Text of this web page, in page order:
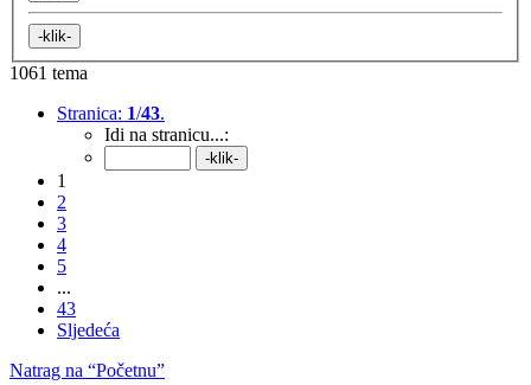
1061 tema
Stranica: 1/43.
Idi na stranicu...:
1
2
3
4
5
...
43
Sljedeća
Natrag na “Početnu”